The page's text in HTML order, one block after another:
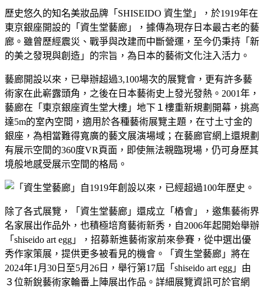
歷史悠久的知名美妝品牌「SHISEIDO 資生堂」，於1919年在
東京銀座開設的「資生堂藝廊」，據傳為現存日本最古老的藝
廊。雖曾歷經震災、戰爭與改建而中斷營運，至今仍秉持「新
的美之發現與創造」的宗旨，為日本的藝術文化注入活力。
藝廊開設以來，已舉辦超過3,100場次的展覽會，更有許多藝
術家在此嶄露頭角，之後在日本藝術史上發光發熱。2001年，
藝廊在「東京銀座資生堂大樓」地下１樓重新規劃開幕，挑高
達5m的室內空間，適用於各種藝術展覽主題，在寸土寸金的
銀座，為相當難得寬廣的藝文展演場域；在藝廊官網上還規劃
有展示空間的360度VR頁面，即使無法親臨現場，仍可身歷其
境般地感受展示空間的格局。
除了各式展覽，「資生堂藝廊」還成立「樁會」， 邀集藝術界
名家展出作品外，也積極培育藝術新秀， 自2006年起開始舉辦
「shiseido art egg」，招募新進藝術家前來參賽，從中選出優
秀作家策展， 提供更多被看見的機會。「資生堂藝廊」 將在
2024年1月30日至5月26日，舉行第17屆「 shiseido art egg」由
３位新銳藝術家輪番上陣展出作品。 詳細展覽資訊可於官網